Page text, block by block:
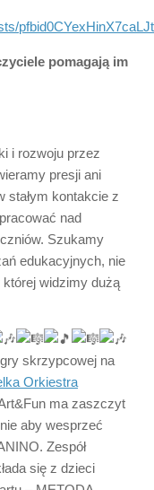
pomagają im
i rozwoju przez
presji ani
stałym kontakcie z
nad
Szukamy
edukacyjnych, nie
widzimy dużą
skrzypcowej na
Orkiestra
ma zaszczyt
aby wesprzeć
Zespół
się z dzieci